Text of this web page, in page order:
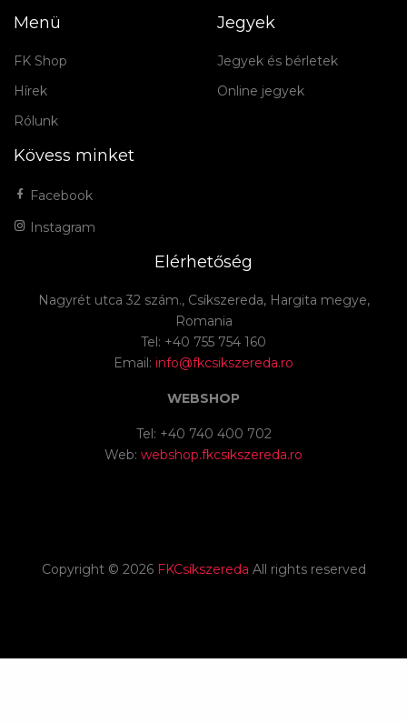
Menü
FK Shop
Hírek
Rólunk
Jegyek
Jegyek és bérletek
Online jegyek
Kövess minket
Facebook
Instagram
Elérhetőség
Nagyrét utca 32 szám., Csíkszereda, Hargita megye,
Romania
Tel: +40 755 754 160
Email: info@fkcsikszereda.ro
WEBSHOP
Tel: +40 740 400 702
Web: webshop.fkcsikszereda.ro
Copyright © 2026 FKCsíkszereda All rights reserved